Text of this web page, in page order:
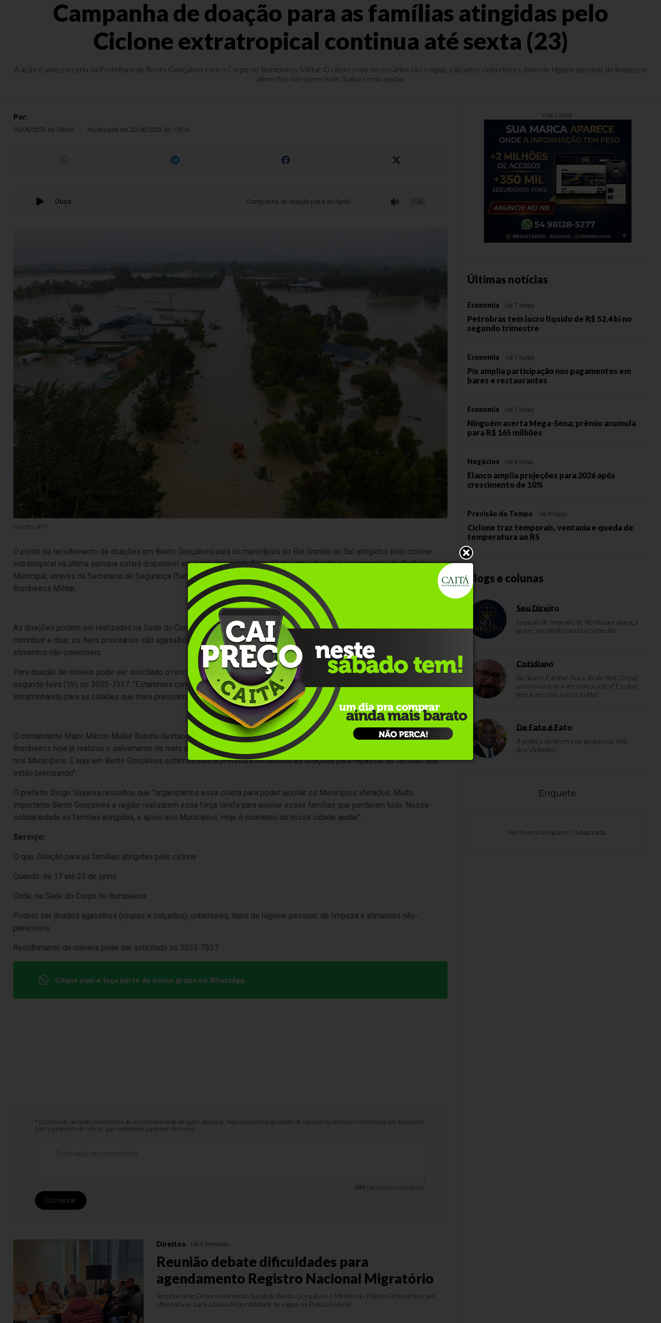
Campanha de doação para as famílias atingidas pelo
Ciclone extratropical continua até sexta (23)
A ação é uma parceria da Prefeitura de Bento Gonçalves com o Corpo de Bombeiros Militar. Os itens mais necessários são roupas, calçados, cobertores, itens de higiene pessoal, de limpeza e
alimentos não-perecíveis. Saiba como ajudar.
Por:
20/06/2023 às 15h45 Atualizada em 22/06/2023 às 12h16
Ouça: Campanha de doação para as famílias atingidas pelo Ciclone extratropical continua até sexta (23)
1.0x
Crédito: AFP
O ponto de recolhimento de doações em Bento Gonçalves para os municípios do Rio Grande do Sul atingidos pelo ciclone
extratropical na última semana estará disponível até a próxima sexta-feira, 23 de junho. A ação é uma parceria da Prefeitura
Municipal, através da Secretaria de Segurança (Semseg) e Esportes e Desenvolvimento Social (Sedes),
Bombeiros Militar.
As doações podem ser realizadas na Sede do Corpo de Bombeiros, na Avenida Osvaldo Aranha, até o dia 23. Quem puder
contribuir e doar, os itens prioritários são agasalhos (roupas e calçados), cobertores, itens de higiene pessoal, de limpeza e
alimentos não-perecíveis.
Para doação de móveis pode ser solicitado o recolhimento pela Secretaria de Esportes e Desenvolvimento Social, a partir de
segunda-feira (19), no 3055-7337. "Estaremos com o ponto fixo aqui no corpo de Bombeiros e também recolhendo e já
encaminhando para as cidades que mais precisam essas doações", destaca o secretário Eduardo Virissimo.
O comandante Major Márcio Muller Batista destacou que é "muito importante esse apoio as comunidades. O corpo de
Bombeiros hoje já realizou o salvamento de mais de 2.400 pessoas, tem cerca de 500 militares envolvidos nas operações
nos Municípios. E aqui em Bento Gonçalves estamos com a prefeitura recebendo as doações para repassar as famílias que
estão precisando".
O prefeito Diogo Siqueira ressaltou que "organizamos essa coleta para poder auxiliar os Municípios afetados. Muito
importante Bento Gonçalves e região realizarem essa força tarefa para auxiliar essas famílias que perderam tudo. Nossa
solidariedade as famílias atingidas, e apoio aos Municípios. Hoje é momento da nossa cidade ajudar".
Serviço:
O que: Doação para as famílias atingidas pelo ciclone
Quando: de 17 até 23 de junho
Onde: na Sede do Corpo de Bombeiros
Podem ser doados agasalhos (roupas e calçados), cobertores, itens de higiene pessoal, de limpeza e alimentos não-
perecíveis.
Recolhimento de móveis pode ser solicitado no 3055-7337
Clique aqui e faça parte do nosso grupo no WhatsApp
* O conteúdo de cada comentário é de responsabilidade de quem realizá-lo. Nos reservamos ao direito de reprovar ou eliminar comentários em desacordo
com o propósito do site ou que contenham palavras ofensivas.
500caracteres restantes.
Comentar
Direitos Há 4 semanas
Reunião debate dificuldades para
agendamento Registro Nacional Migratório
Secretaria de Desenvolvimento Social de Bento Gonçalves e Ministério Público Federal buscam
alternativas para a baixa disponibilidade de vagas na Polícia Federal
PUBLICIDADE
Últimas notícias
Economia Há 7 horas
Petrobras tem lucro líquido de R$ 52,4 bi no
segundo trimestre
Economia Há 7 horas
Pix amplia participação nos pagamentos em
bares e restaurantes
Economia Há 7 horas
Ninguém acerta Mega-Sena; prêmio acumula
para R$ 165 milhões
Negócios Há 8 horas
Elanco amplia projeções para 2026 após
crescimento de 10%
Previsão do Tempo Há 9 horas
Ciclone traz temporais, ventania e queda de
temperatura ao RS
Blogs e colunas
Seu Direito
Isenção de Imposto de Renda por doença
grave: um direito pouco conhecido
Cotidiano
Six Seven, Farmar Aura, Brain Rot. O que
uma coisa tem a ver com a outra? E o que
tem a ver com a nossa vida?
De Fato é Fato
A política da brecha no projeto do Vale
dos Vinhedos
Enquete
Nenhuma enquete cadastrada